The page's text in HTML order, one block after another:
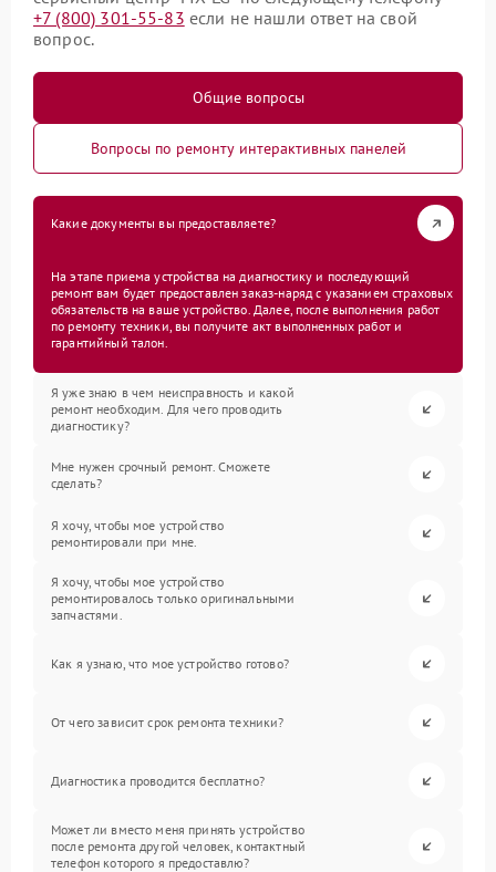
+7 (800) 301-55-83 если не нашли ответ на свой
вопрос.
Общие вопросы
Вопросы по ремонту интерактивных панелей
Какие документы вы предоставляете?
На этапе приема устройства на диагностику и последующий
ремонт вам будет предоставлен заказ-наряд с указанием страховых
обязательств на ваше устройство. Далее, после выполнения работ
по ремонту техники, вы получите акт выполненных работ и
гарантийный талон.
Я уже знаю в чем неисправность и какой
ремонт необходим. Для чего проводить
диагностику?
Мне нужен срочный ремонт. Сможете
сделать?
Я хочу, чтобы мое устройство
ремонтировали при мне.
Я хочу, чтобы мое устройство
ремонтировалось только оригинальными
запчастями.
Как я узнаю, что мое устройство готово?
От чего зависит срок ремонта техники?
Диагностика проводится бесплатно?
Может ли вместо меня принять устройство
после ремонта другой человек, контактный
телефон которого я предоставлю?